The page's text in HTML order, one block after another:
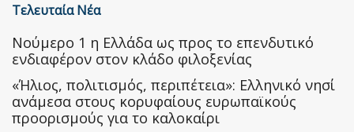
Τελευταία Νέα
Nούμερο 1 η Ελλάδα ως προς το επενδυτικό
ενδιαφέρον στον κλάδο φιλοξενίας
«Ήλιος, πολιτισμός, περιπέτεια»: Ελληνικό νησί
ανάμεσα στους κορυφαίους ευρωπαϊκούς
προορισμούς για το καλοκαίρι